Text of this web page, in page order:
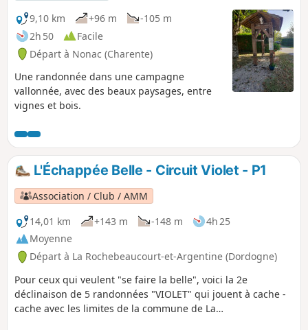
9,10 km
+96 m
-105 m
2h 50
Facile
Départ à Nonac (Charente)
Une randonnée dans une campagne
vallonnée, avec des beaux paysages, entre
vignes et bois.
L'Échappée Belle - Circuit Violet - P1
Association / Club / AMM
14,01 km
+143 m -148 m
4h 25
Moyenne
Départ à La Rochebeaucourt-et-Argentine (Dordogne)
Pour ceux qui veulent "se faire la belle", voici la 2e
déclinaison de 5 randonnées "VIOLET" qui jouent à cache -
cache avec les limites de la commune de La